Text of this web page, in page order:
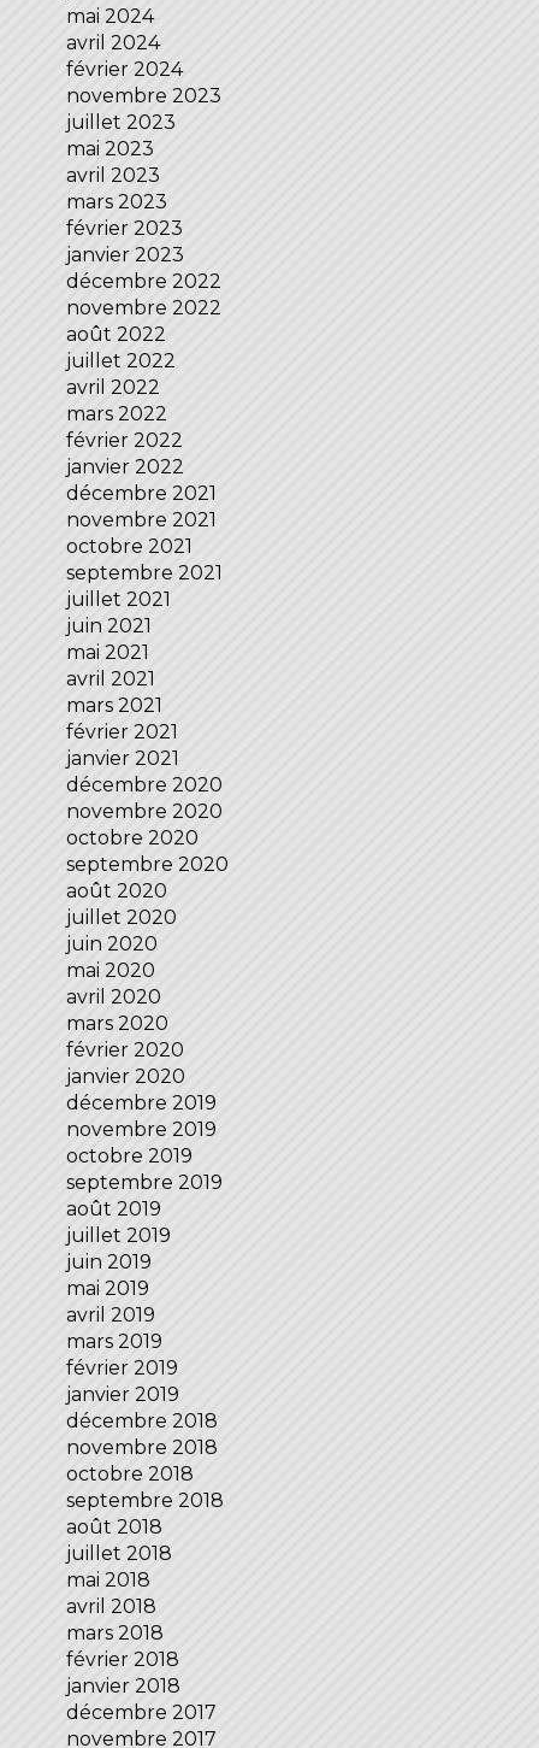
mai 2024
avril 2024
février 2024
novembre 2023
juillet 2023
mai 2023
avril 2023
mars 2023
février 2023
janvier 2023
décembre 2022
novembre 2022
août 2022
juillet 2022
avril 2022
mars 2022
février 2022
janvier 2022
décembre 2021
novembre 2021
octobre 2021
septembre 2021
juillet 2021
juin 2021
mai 2021
avril 2021
mars 2021
février 2021
janvier 2021
décembre 2020
novembre 2020
octobre 2020
septembre 2020
août 2020
juillet 2020
juin 2020
mai 2020
avril 2020
mars 2020
février 2020
janvier 2020
décembre 2019
novembre 2019
octobre 2019
septembre 2019
août 2019
juillet 2019
juin 2019
mai 2019
avril 2019
mars 2019
février 2019
janvier 2019
décembre 2018
novembre 2018
octobre 2018
septembre 2018
août 2018
juillet 2018
mai 2018
avril 2018
mars 2018
février 2018
janvier 2018
décembre 2017
novembre 2017